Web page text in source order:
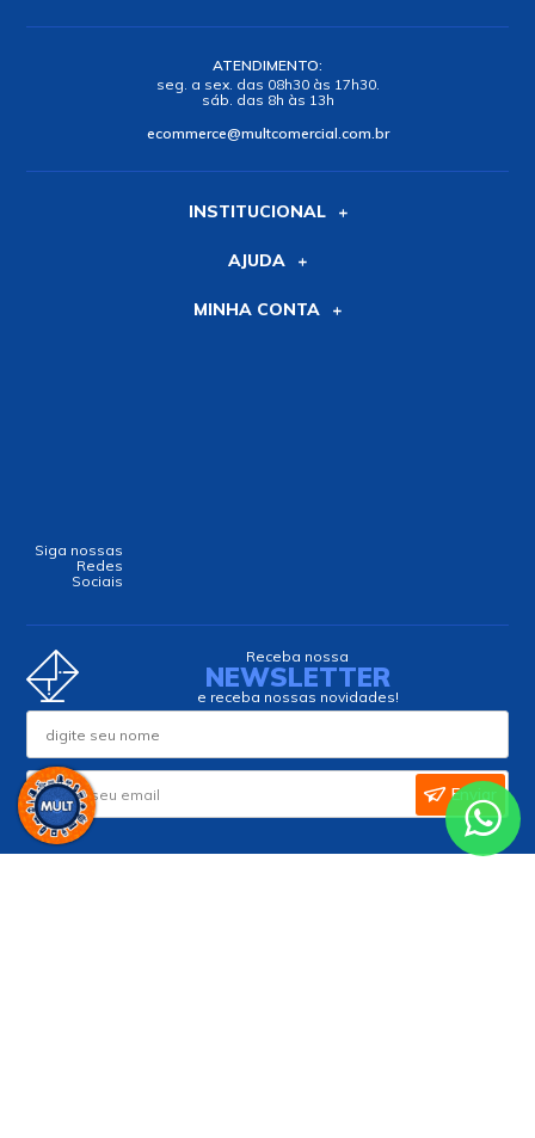
ATENDIMENTO:
seg. a sex. das 08h30 às 17h30.
sáb. das 8h às 13h
ecommerce@multcomercial.com.br
INSTITUCIONAL
AJUDA
MINHA CONTA
Siga nossas
Redes
Sociais
Receba nossa
NEWSLETTER
e receba nossas novidades!
Enviar